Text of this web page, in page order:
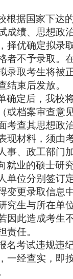
根据国家下达
成绩、思想政
择优确定拟录
者不予录取。
录取考生将被
结束后发放。
确定后，我校
或档案审查意
考查其思想政
现材料，须由
事、政工部门
就业的硕士研
单位分别签订
变更录取信息
究生与所在单
因此造成考生
责任。
名考试违规违
一经查实，即